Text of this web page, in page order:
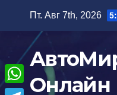
содержимому
Пт. Авг 7th, 2026
Онлайн
W